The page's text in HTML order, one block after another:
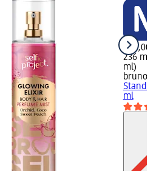
249,00
236 ml
ml)
bruno
Stand
ml